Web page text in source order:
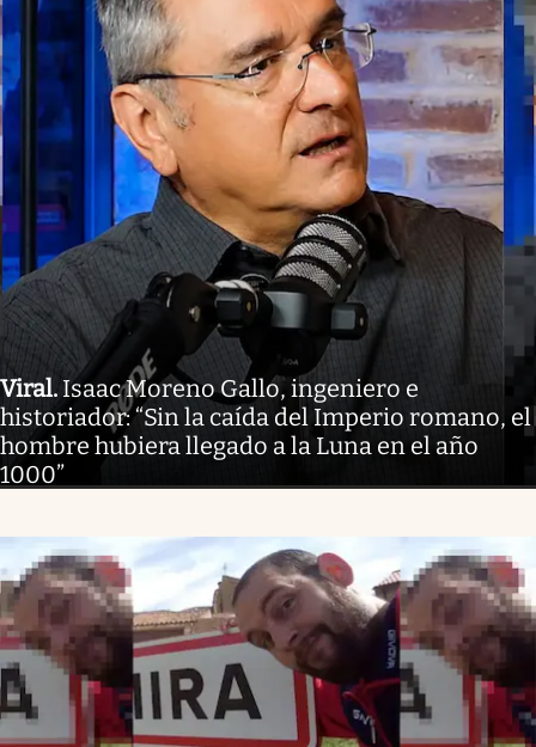
Viral. Isaac Moreno Gallo, ingeniero e
historiador: “Sin la caída del Imperio romano, el
hombre hubiera llegado a la Luna en el año
1000”